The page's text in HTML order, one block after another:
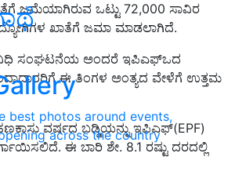
best photos around events,
across the country
ಜಮೆಯಾಗಿರುವ ಒಟ್ಟು 72,000 ಸಾವಿರ
ಖಾತೆಗೆ ಜಮಾ ಮಾಡಲಾಗಿದೆ.
ಸಂಘಟನೆಯ ಅಂದರೆ ಇಪಿಎಫ್‌ಒದ
ಈ ತಿಂಗಳ ಅಂತ್ಯದ ವೇಳೆಗೆ ಉತ್ತಮ
ವರ್ಷದ ಬಡ್ಡಿಯನ್ನು ಇಪಿಎಫ್(EPF)
ಈ ಬಾರಿ ಶೇ. 8.1 ರಷ್ಟು ದರದಲ್ಲಿ